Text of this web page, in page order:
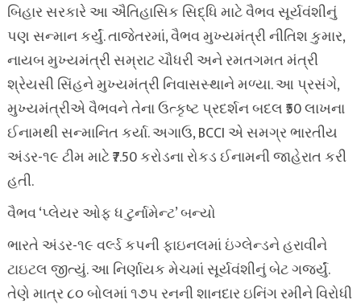
બિહાર સરકારે આ ઐતિહાસિક સિદ્ધિ માટે વૈભવ સૂર્યવંશીનું
પણ સન્માન કર્યું. તાજેતરમાં, વૈભવ મુખ્યમંત્રી નીતિશ કુમાર,
નાયબ મુખ્યમંત્રી સમ્રાટ ચૌધરી અને રમતગમત મંત્રી
શ્રેયસી સિંહને મુખ્યમંત્રી નિવાસસ્થાને મળ્યા. આ પ્રસંગે,
મુખ્યમંત્રીએ વૈભવને તેના ઉત્કૃષ્ટ પ્રદર્શન બદલ ₹50 લાખના
ઈનામથી સન્માનિત કર્યા. અગાઉ, BCCI એ સમગ્ર ભારતીય
અંડર-૧૯ ટીમ માટે ₹7.50 કરોડના રોકડ ઈનામની જાહેરાત કરી
હતી.
વૈભવ ‘પ્લેયર ઓફ ધ ટુર્નામેન્ટ’ બન્યો
ભારતે અંડર-૧૯ વર્લ્ડ કપની ફાઇનલમાં ઇંગ્લેન્ડને હરાવીને
ટાઇટલ જીત્યું. આ નિર્ણાયક મેચમાં સૂર્યવંશીનું બેટ ગર્જ્યું.
તેણે માત્ર ૮૦ બોલમાં ૧૭૫ રનની શાનદાર ઇનિંગ રમીને વિરોધી